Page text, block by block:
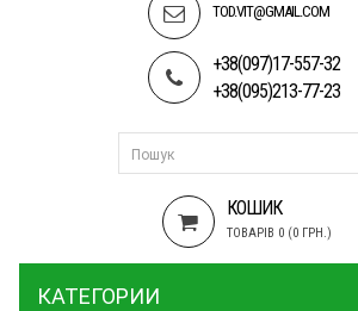
TOD.VIT@GMAIL.COM
+38(097)17-557-32
+38(095)213-77-23
КОШИК
ТОВАРІВ 0 (0 ГРН.)
КАТЕГОРИИ